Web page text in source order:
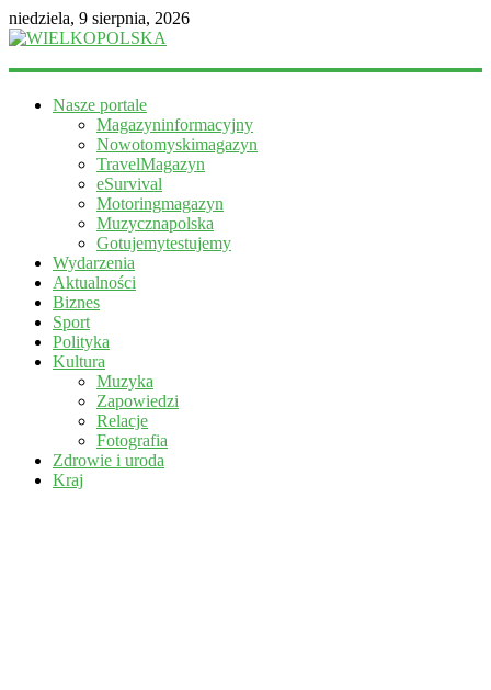
niedziela, 9 sierpnia, 2026
WIELKOPOLSKA
informacyjny
Nasze portale
Magazyninformacyjny
Nowotomyskimagazyn
TravelMagazyn
eSurvival
Motoringmagazyn
Muzycznapolska
Gotujemytestujemy
Wydarzenia
Aktualności
Biznes
Sport
Polityka
Kultura
Muzyka
Zapowiedzi
Relacje
Fotografia
Zdrowie i uroda
Kraj